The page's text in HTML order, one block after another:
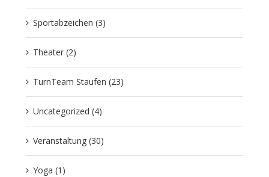
Sportabzeichen (3)
Theater (2)
TurnTeam Staufen (23)
Uncategorized (4)
Veranstaltung (30)
Yoga (1)